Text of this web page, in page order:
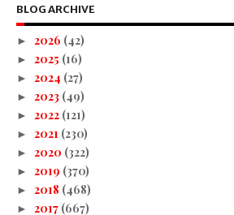
BLOG ARCHIVE
► 2026 (42)
► 2025 (16)
► 2024 (27)
► 2023 (49)
► 2022 (121)
► 2021 (230)
► 2020 (322)
► 2019 (370)
► 2018 (468)
► 2017 (667)